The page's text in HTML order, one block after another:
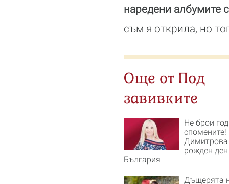
наредени албумите
съм я открила, но
Още от Под
завивките
Не брои
Димитрова
рожден
България
Дъщерята